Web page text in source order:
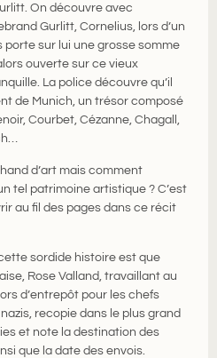
On découvre avec
Gurlitt, Cornelius, lors d’un
porte sur lui une grosse somme
ouverte sur ce vieux
La police découvre qu’il
de Munich, un trésor composé
Courbet, Cézanne, Chagall,
d’art mais comment
tel patrimoine artistique ? C’est
au fil des pages dans ce récit
sordide histoire est que
Rose Valland, travaillant au
d’entrepôt pour les chefs
recopie dans le plus grand
et note la destination des
que la date des envois.